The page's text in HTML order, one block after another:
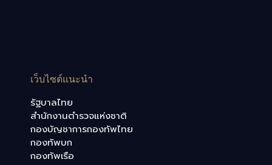
เว็บไซต์แนะนำ
รัฐบาลไทย
สำนักงานตำรวจแห่งชาติ
กองบัญชาการกองทัพไทย
กองทัพบก
กองทัพเรือ